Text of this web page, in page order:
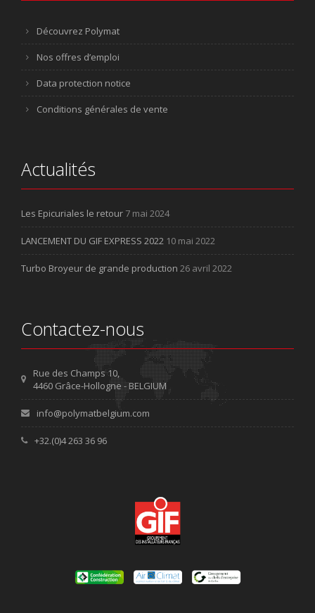
Découvrez Polymat
Nos offres d’emploi
Data protection notice
Conditions générales de vente
Actualités
Les Epicuriales le retour 7 mai 2024
LANCEMENT DU GIF EXPRESS 2022 10 mai 2022
Turbo Broyeur de grande production 26 avril 2022
Contactez-nous
Rue des Champs 10,
4460 Grâce-Hollogne - BELGIUM
info@polymatbelgium.com
+32.(0)4 263 36 96